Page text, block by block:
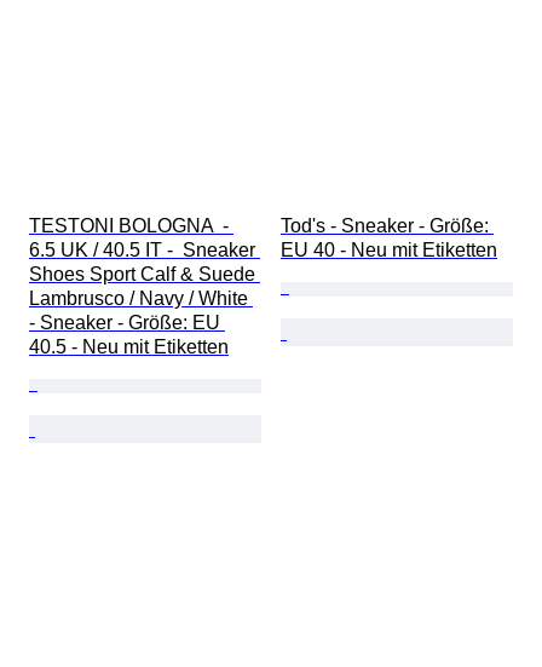
TESTONI BOLOGNA  -
6.5 UK / 40.5 IT -  Sneaker
Shoes Sport Calf & Suede
Lambrusco / Navy / White
- Sneaker - Größe: EU
40.5 - Neu mit Etiketten
Tod's - Sneaker - Größe:
EU 40 - Neu mit Etiketten